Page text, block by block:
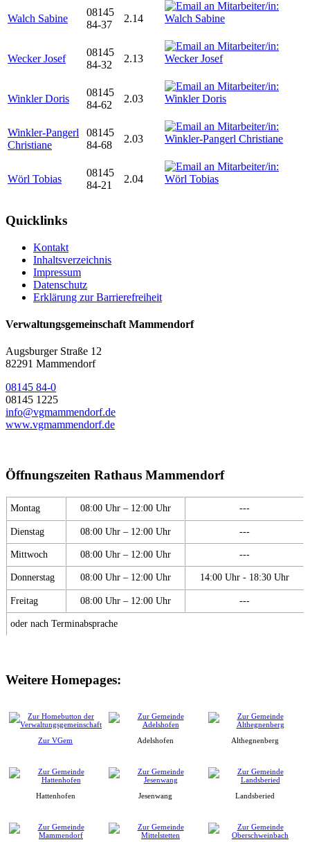
Walch Sabine
08145
84-37
2.14
Wecker Josef
08145
84-32
2.13
Winkler Doris
08145
84-62
2.03
Winkler-Pangerl
Christiane
08145
84-68
2.03
Wörl Tobias
08145
84-21
2.04
Quicklinks
Kontakt
Inhaltsverzeichnis
Impressum
Datenschutz
Erklärung zur Barrierefreiheit
Verwaltungsgemeinschaft Mammendorf
Augsburger Straße 12
82291 Mammendorf
08145 84-0
08145 1225
info@vgmammendorf.de
www.vgmammendorf.de
Öffnungszeiten Rathaus Mammendorf
Montag 08:00 Uhr – 12:00 Uhr ---
Dienstag 08:00 Uhr – 12:00 Uhr ---
Mittwoch 08:00 Uhr – 12:00 Uhr ---
Donnerstag 08:00 Uhr – 12:00 Uhr 14:00 Uhr - 18:30 Uhr
Freitag 08:00 Uhr – 12:00 Uhr ---
oder nach Terminabsprache
Weitere Homepages:
Zur VGem Adelshofen Althegnenberg
Hattenhofen Jesenwang Landsberied